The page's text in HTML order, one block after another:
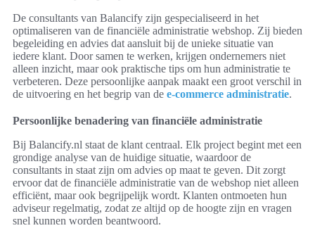
De consultants van Balancify zijn gespecialiseerd in het
optimaliseren van de financiële administratie webshop. Zij bieden
begeleiding en advies dat aansluit bij de unieke situatie van
iedere klant. Door samen te werken, krijgen ondernemers niet
alleen inzicht, maar ook praktische tips om hun administratie te
verbeteren. Deze persoonlijke aanpak maakt een groot verschil in
de uitvoering en het begrip van de e-commerce administratie.
Persoonlijke benadering van financiële administratie
Bij Balancify.nl staat de klant centraal. Elk project begint met een
grondige analyse van de huidige situatie, waardoor de
consultants in staat zijn om advies op maat te geven. Dit zorgt
ervoor dat de financiële administratie van de webshop niet alleen
efficiënt, maar ook begrijpelijk wordt. Klanten ontmoeten hun
adviseur regelmatig, zodat ze altijd op de hoogte zijn en vragen
snel kunnen worden beantwoord.